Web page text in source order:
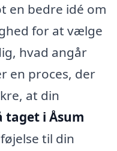
en bedre idé om
for at vælge
hvad angår
en proces, der
at din
taget i Åsum
til din